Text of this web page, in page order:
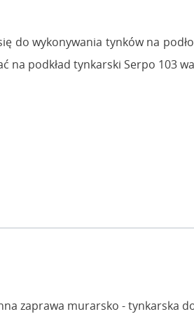
do wykonywania tynków na
na podkład tynkarski Serpo 103
zaprawa murarsko - tynkarska